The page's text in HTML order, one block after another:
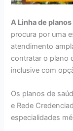
A Linha de
procura por uma
atendimento
contratar o plano
inclusive com
Os planos de
e Rede
especialidades